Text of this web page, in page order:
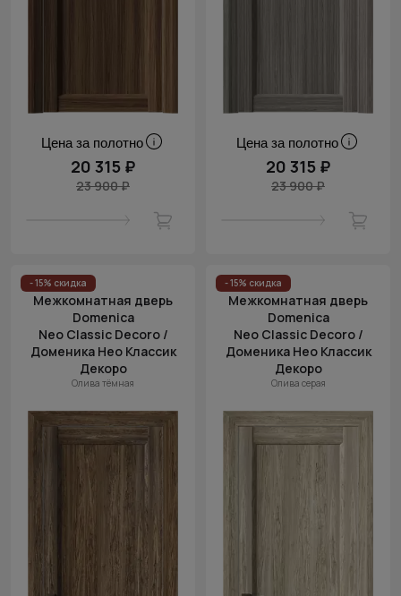
Цена за полотно
20 315 ₽
23 900 ₽
Цена за полотно
20 315 ₽
23 900 ₽
- 15% скидка
Межкомнатная дверь
Domenica
Neo Classic Decoro /
Доменика Нео Классик
Декоро
Олива тёмная
- 15% скидка
Межкомнатная дверь
Domenica
Neo Classic Decoro /
Доменика Нео Классик
Декоро
Олива серая